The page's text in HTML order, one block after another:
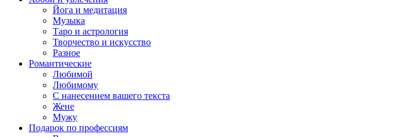
Йога и медитация
Музыка
Таро и астрология
Творчество и искусство
Разное
Романтические
Любимой
Любимому
С нанесением вашего текста
Жене
Мужу
Подарок по профессиям